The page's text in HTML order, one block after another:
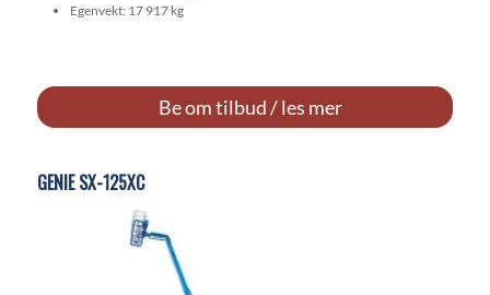
Egenvekt: 17 917 kg
Be om tilbud / les mer
GENIE SX-125XC